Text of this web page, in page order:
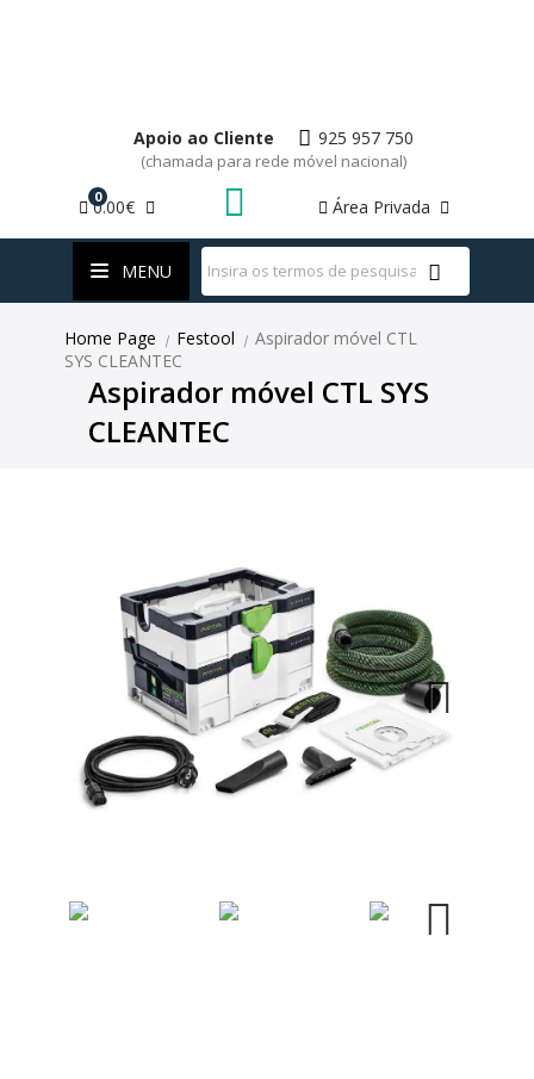
WhatsApp
Apoio ao Cliente 925 957 750
(chamada para rede móvel nacional)
Área Privada
0
0.00€
MENU
Home Page | Festool | Aspirador móvel CTL
SYS CLEANTEC
Aspirador móvel CTL SYS
CLEANTEC
Next